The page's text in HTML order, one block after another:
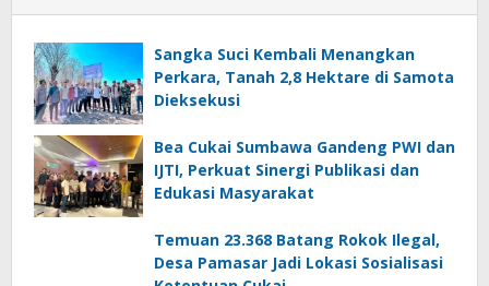
Sangka Suci Kembali Menangkan
Perkara, Tanah 2,8 Hektare di Samota
Dieksekusi
Bea Cukai Sumbawa Gandeng PWI dan
IJTI, Perkuat Sinergi Publikasi dan
Edukasi Masyarakat
Temuan 23.368 Batang Rokok Ilegal,
Desa Pamasar Jadi Lokasi Sosialisasi